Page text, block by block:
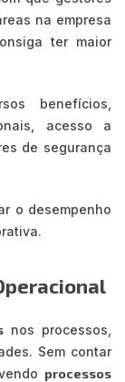
na empresa
ter maior
benefícios,
acesso a
de segurança
o desempenho
nos processos,
Sem contar
processos